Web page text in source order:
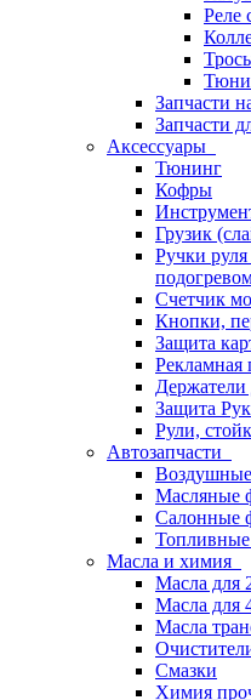
Реле
Запчасти
Запчасти
Аксессуары
Тюнинг
Кофры
Грузик
Ручки
Счетчик
Кнопки,
Защита
Рекламная
Держатели
Защита Рук
Рули,
Автозапчасти
Масляные
Салонные
Масла и химия
Масла для
Масла для
Масла
Смазки
Химия